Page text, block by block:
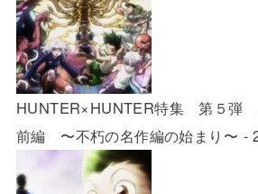
HUNTER×HUNTER特集 第５弾
前編 〜不朽の名作編の始まり〜 -